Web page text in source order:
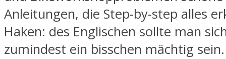
Anleitungen, die Step-by-step alles
Haken: des Englischen sollte man
zumindest ein bisschen mächtig sein.